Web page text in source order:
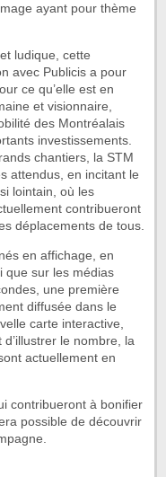
ayant pour thème
ludique, cette
avec Publicis a pour
ce qu’elle est en
et visionnaire,
des Montréalais
investissements.
chantiers, la STM
attendus, en incitant le
lointain, où les
contribueront
déplacements de tous.
en affichage, en
que sur les médias
une première
diffusée dans le
carte interactive,
d’illustrer le nombre, la
actuellement en
contribueront à bonifier
possible de découvrir